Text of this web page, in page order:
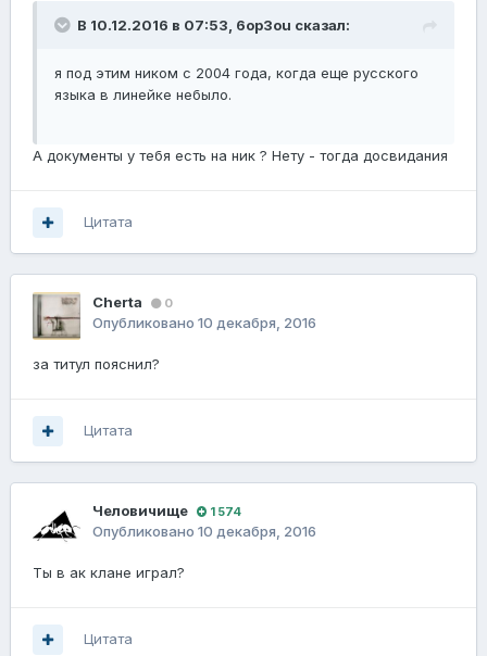
В 10.12.2016 в 07:53, 6op3ou сказал:
я под этим ником с 2004 года, когда еще русского
языка в линейке небыло.
А документы у тебя есть на ник ? Нету - тогда досвидания
Цитата
Cherta 0
Опубликовано 10 декабря, 2016
за титул пояснил?
Цитата
Человичище 1 574
Опубликовано 10 декабря, 2016
Ты в ак клане играл?
Цитата